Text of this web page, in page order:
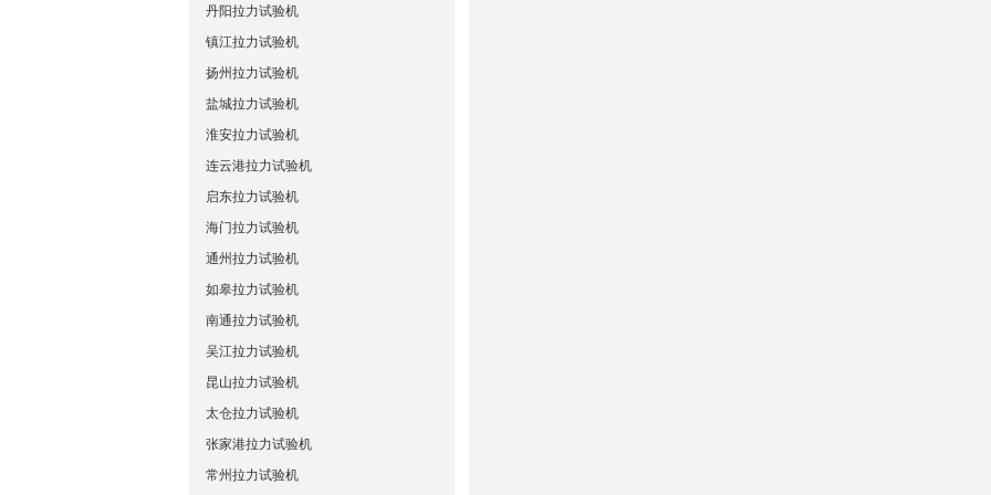
丹阳拉力试验机
镇江拉力试验机
扬州拉力试验机
盐城拉力试验机
淮安拉力试验机
连云港拉力试验机
启东拉力试验机
海门拉力试验机
通州拉力试验机
如皋拉力试验机
南通拉力试验机
吴江拉力试验机
昆山拉力试验机
太仓拉力试验机
张家港拉力试验机
常州拉力试验机